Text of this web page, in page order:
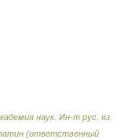
наук. Ин-т рус. яз.
(ответственный